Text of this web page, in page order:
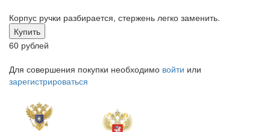
Корпус ручки разбирается, стержень легко заменить.
Купить
60 рублей
Для совершения покупки необходимо войти или
зарегистрироваться